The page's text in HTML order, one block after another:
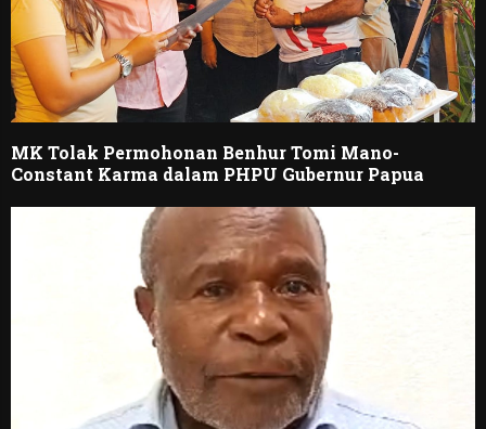
MK Tolak Permohonan Benhur Tomi Mano-
Constant Karma dalam PHPU Gubernur Papua